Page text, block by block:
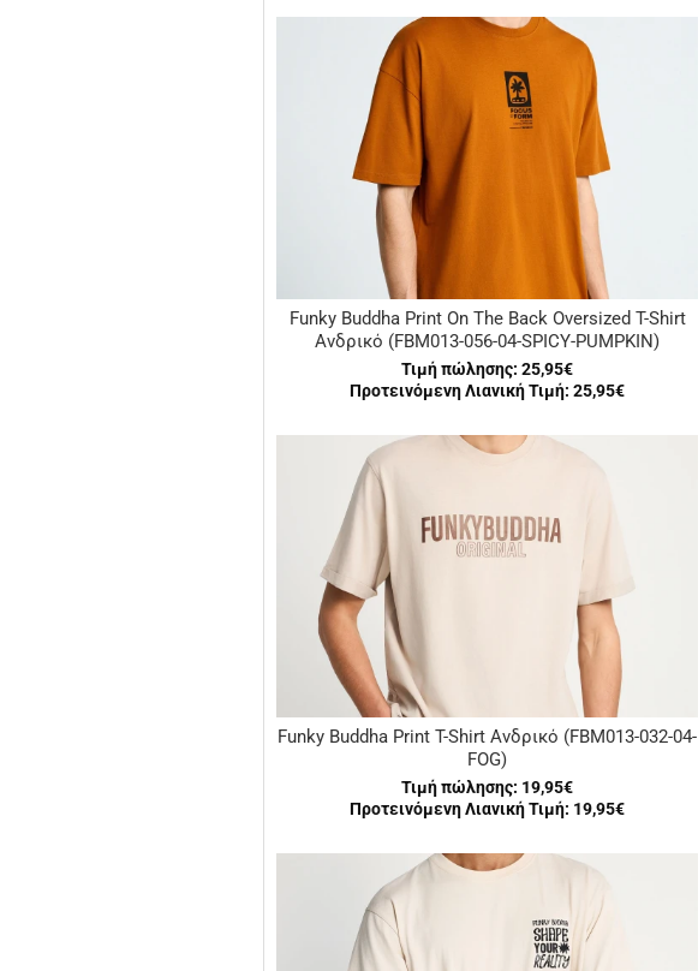
Funky Buddha Print On The Back Oversized T-Shirt
Ανδρικό (FBM013-056-04-SPICY-PUMPKIN)
Τιμή πώλησης: 25,95€
Προτεινόμενη Λιανική Τιμή: 25,95€
Funky Buddha Print T-Shirt Ανδρικό (FBM013-032-04-
FOG)
Τιμή πώλησης: 19,95€
Προτεινόμενη Λιανική Τιμή: 19,95€